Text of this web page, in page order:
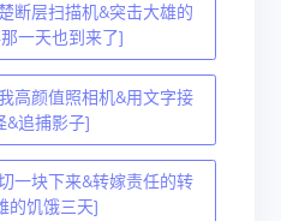
断层扫描机&突击大雄的
一天也到来了]
高颜值照相机&用文字接
&追捕影子]
一块下来&转嫁责任的转
的饥饿三天]